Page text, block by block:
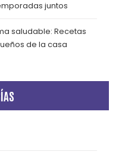
juntos
saludable: Recetas
de la casa